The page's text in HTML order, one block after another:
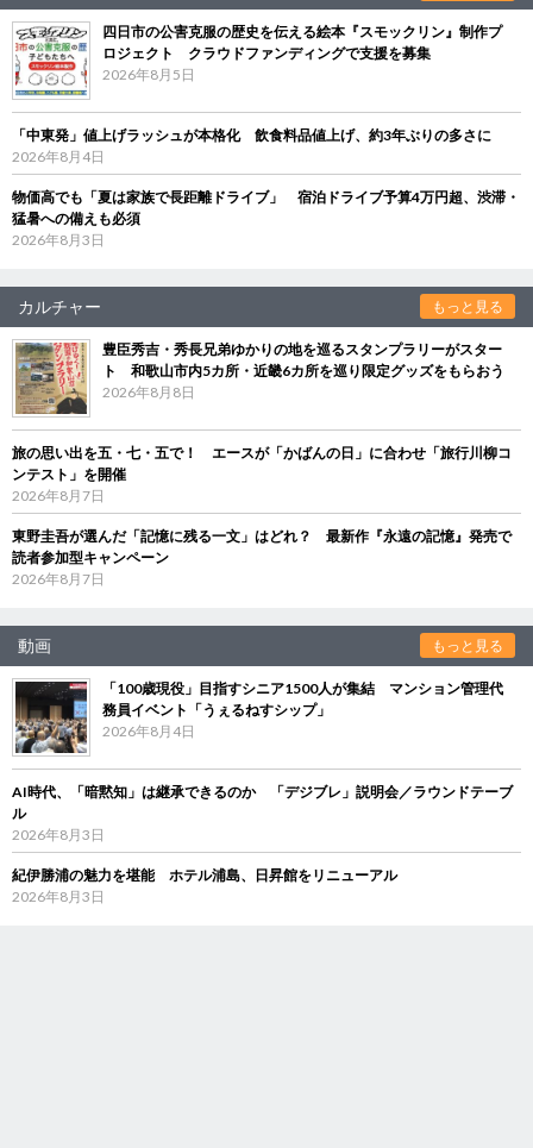
四日市の公害克服の歴史を伝える絵本『スモックリン』制作プ
ロジェクト クラウドファンディングで支援を募集
2026年8月5日
「中東発」値上げラッシュが本格化 飲食料品値上げ、約3年ぶりの多さに
2026年8月4日
物価高でも「夏は家族で長距離ドライブ」 宿泊ドライブ予算4万円超、渋滞・
猛暑への備えも必須
2026年8月3日
カルチャー もっと見る
豊臣秀吉・秀長兄弟ゆかりの地を巡るスタンプラリーがスター
ト 和歌山市内5カ所・近畿6カ所を巡り限定グッズをもらおう
2026年8月8日
旅の思い出を五・七・五で！ エースが「かばんの日」に合わせ「旅行川柳コ
ンテスト」を開催
2026年8月7日
東野圭吾が選んだ「記憶に残る一文」はどれ？ 最新作『永遠の記憶』発売で
読者参加型キャンペーン
2026年8月7日
動画 もっと見る
「100歳現役」目指すシニア1500人が集結 マンション管理代
務員イベント「うぇるねすシップ」
2026年8月4日
AI時代、「暗黙知」は継承できるのか 「デジブレ」説明会／ラウンドテーブ
ル
2026年8月3日
紀伊勝浦の魅力を堪能 ホテル浦島、日昇館をリニューアル
2026年8月3日